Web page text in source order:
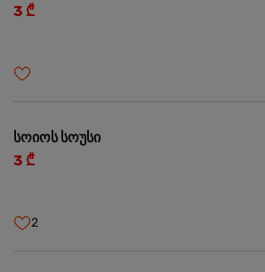
3 ₾
სოიოს სოუსი
3 ₾
2